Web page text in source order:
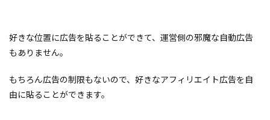
好きな位置に広告を貼ることができて、運営側の邪魔な自動広告
もありません。
もちろん広告の制限もないので、好きなアフィリエイト広告を自
由に貼ることができます。